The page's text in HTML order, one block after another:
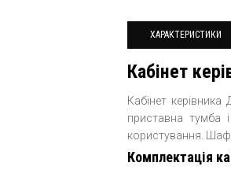
ХАРАКТЕРИСТИКИ
Кабінет
Кабінет
приставна тумба
користування.
Комплектація